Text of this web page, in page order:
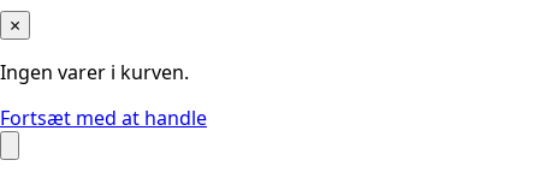
×
Ingen varer i kurven.
Fortsæt med at handle